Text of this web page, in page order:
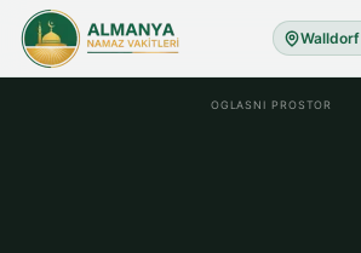
Walldorf
OGLASNI PROSTOR